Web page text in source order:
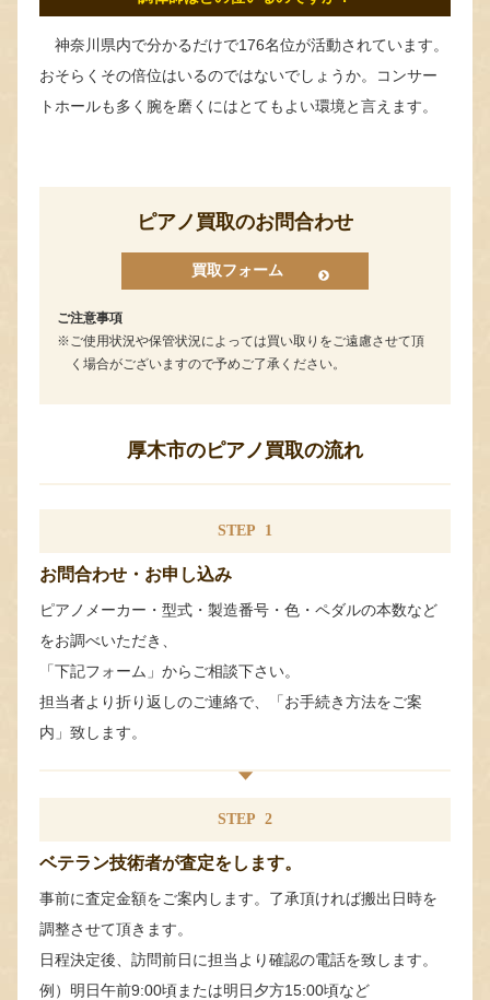
神奈川県内で分かるだけで176名位が活動されています。
おそらくその倍位はいるのではないでしょうか。コンサー
トホールも多く腕を磨くにはとてもよい環境と言えます。
ピアノ買取のお問合わせ
買取フォーム
ご注意事項
ご使用状況や保管状況によっては買い取りをご遠慮させて頂
く場合がございますので予めご了承ください。
厚木市のピアノ買取の流れ
STEP 1
お問合わせ・お申し込み
ピアノメーカー・型式・製造番号・色・ペダルの本数など
をお調べいただき、
「下記フォーム」からご相談下さい。
担当者より折り返しのご連絡で、「お手続き方法をご案
内」致します。
STEP 2
ベテラン技術者が査定をします。
事前に査定金額をご案内します。了承頂ければ搬出日時を
調整させて頂きます。
日程決定後、訪問前日に担当より確認の電話を致します。
例）明日午前9:00頃または明日夕方15:00頃など